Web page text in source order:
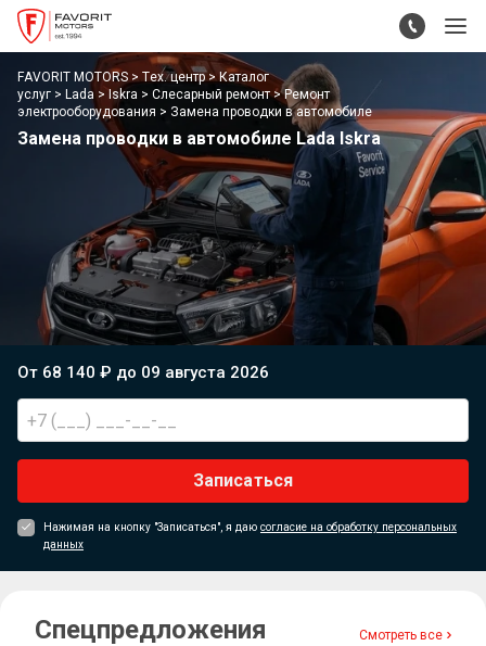
FAVORIT MOTORS Тех. центр
Каталог
услуг
Lada Iskra Слесарный ремонт
Ремонт
электрооборудования
Замена проводки в автомобиле
Замена проводки в автомобиле Lada Iskra
От 68 140 ₽ до 09 августа 2026
Записаться
Нажимая на кнопку "Записаться", я даю согласие на обработку персональных
данных
Спецпредложения Смотреть все